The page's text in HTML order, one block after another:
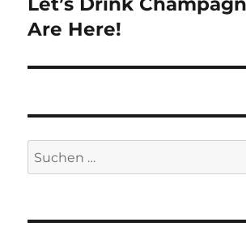
Beitrag:
Are Here!
Suchen
nach: